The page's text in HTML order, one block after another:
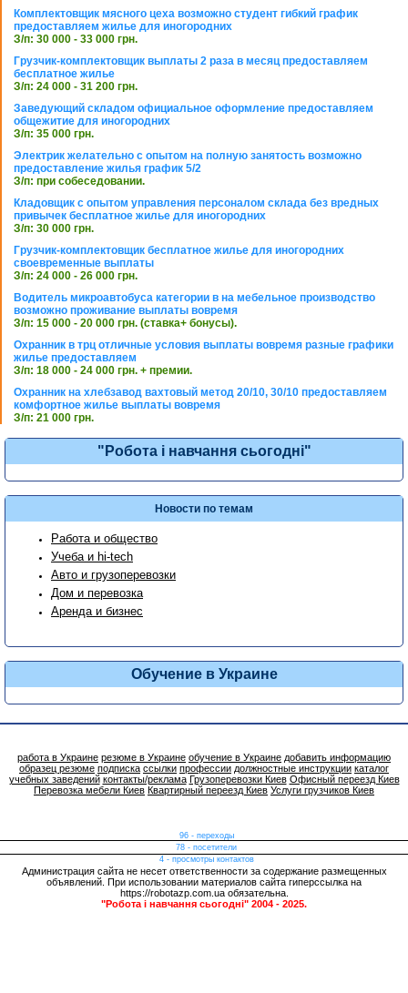
Комплектовщик мясного цеха возможно студент гибкий график
предоставляем жилье для иногородних
З/п: 30 000 - 33 000 грн.
Грузчик-комплектовщик выплаты 2 раза в месяц предоставляем
бесплатное жилье
З/п: 24 000 - 31 200 грн.
Заведующий складом официальное оформление предоставляем
общежитие для иногородних
З/п: 35 000 грн.
Электрик желательно с опытом на полную занятость возможно
предоставление жилья график 5/2
З/п: при собеседовании.
Кладовщик с опытом управления персоналом склада без вредных
привычек бесплатное жилье для иногородних
З/п: 30 000 грн.
Грузчик-комплектовщик бесплатное жилье для иногородних
своевременные выплаты
З/п: 24 000 - 26 000 грн.
Водитель микроавтобуса категории в на мебельное производство
возможно проживание выплаты вовремя
З/п: 15 000 - 20 000 грн. (ставка+ бонусы).
Охранник в трц отличные условия выплаты вовремя разные графики
жилье предоставляем
З/п: 18 000 - 24 000 грн. + премии.
Охранник на хлебзавод вахтовый метод 20/10, 30/10 предоставляем
комфортное жилье выплаты вовремя
З/п: 21 000 грн.
"Робота і навчання сьогодні"
Новости по темам
Работа и общество
Учеба и hi-tech
Авто и грузоперевозки
Дом и перевозка
Аренда и бизнес
Обучение в Украине
работа в Украине резюме в Украине обучение в Украине добавить информацию
образец резюме подписка ссылки профессии должностные инструкции каталог
учебных заведений контакты/реклама Грузоперевозки Киев Офисный переезд Киев
Перевозка мебели Киев Квартирный переезд Киев Услуги грузчиков Киев
96 - переходы
78 - посетители
4 - просмотры контактов
Администрация сайта не несет ответственности за содержание размещенных
объявлений. При использовании материалов сайта гиперссылка на
https://robotazp.com.ua обязательна.
"Робота і навчання сьогодні" 2004 - 2025.